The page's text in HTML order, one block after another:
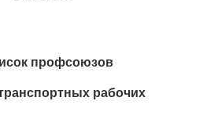
профсоюзов
рабочих